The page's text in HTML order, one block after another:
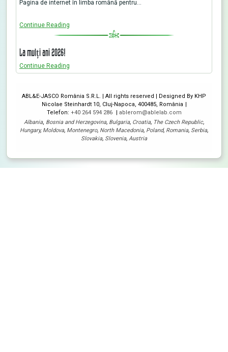
Pagina de internet în limba română pentru…
Continue Reading
La mulți ani 2026!
Continue Reading
ABL&E-JASCO România S.R.L. | All rights reserved | Designed By KHP
Nicolae Steinhardt 10, Cluj-Napoca, 400485, România
Telefon: +40 264 594 286
ablerom@ablelab.com
Albania, Bosnia and Herzegovina, Bulgaria, Croatia, The Czech Republic,
Hungary, Moldova, Montenegro, North Macedonia, Poland, Romania, Serbia,
Slovakia, Slovenia, Austria